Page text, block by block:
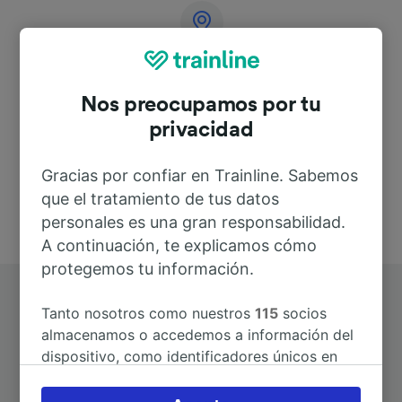
Dirección
Deutschland
Nos preocupamos por tu
privacidad
Gracias por confiar en Trainline. Sabemos
que el tratamiento de tus datos
personales es una gran responsabilidad.
A continuación, te explicamos cómo
protegemos tu información.
Tanto nosotros como nuestros115 socios
almacenamos o accedemos a información del
dispositivo, como identificadores únicos en